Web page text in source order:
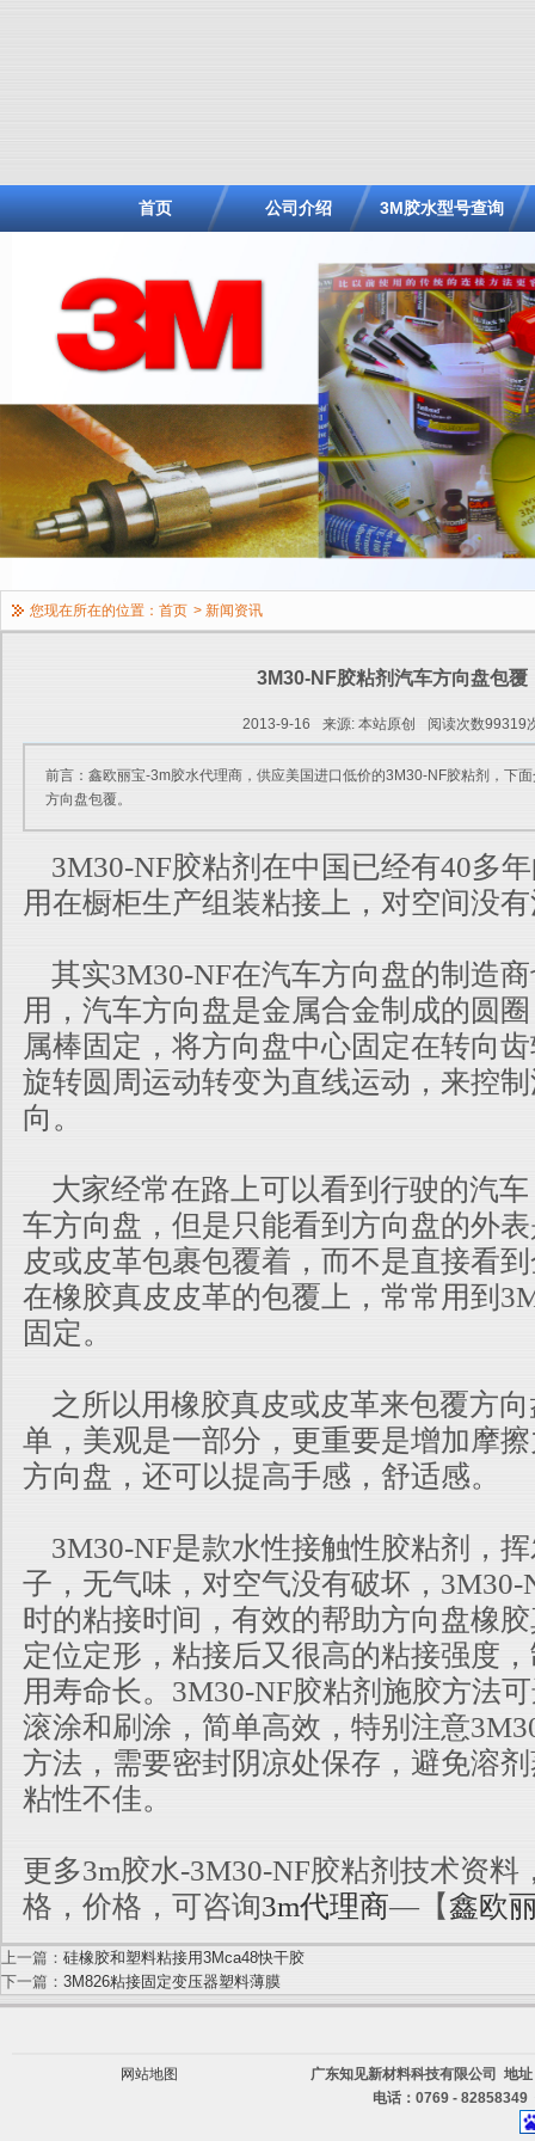
首页 公司介绍 3M胶水型号查询
您现在所在的位置： 首页 > 新闻资讯
3M30-NF胶粘剂汽车方向盘包覆
2013-9-16 来源: 本站原创 阅读次数99319
前言：鑫欧丽宝-3m胶水代理商，供应美国进口低价的3M30-NF胶粘剂，下
方向盘包覆。
3M30-NF胶粘剂在中国已经有40多
用在橱柜生产组装粘接上，对空间没
其实3M30-NF在汽车方向盘的制造
用，汽车方向盘是金属合金制成的 圆
属棒固定，将方向盘中心固定在转向
旋转圆周运动转变为直线运动，来控
向。
大家经常在路上可以看到行驶的汽
车方向盘，但是只能看到方向盘的外
皮或皮革包裹包覆着，而不是直接看
在橡胶真皮皮革的包覆上，常常用到
固定。
之所以用橡胶真皮或皮革来包覆方
单，美观是一部分，更重要是增加摩
方向盘，还可以提高手感，舒适感。
3M30-NF是款水性接触性胶粘剂，
子，无气味，对空气没有破坏， 3M30-
时的粘接时间，有效的帮助方向盘橡
定位定形， 粘接后又很高的粘接强度
用寿命长。3M30-NF胶粘剂施胶方法
滚涂和刷涂，简单高效，特别注意
方法，需要密封阴凉处保存，避免溶
粘性不佳。
更多3m胶水-3M30-NF胶粘剂技术资料
格，价格，可咨询3m代理商—【鑫欧
上一篇： 硅橡胶和塑料粘接用3Mca48快干胶
下一篇： 3M826粘接固定变压器塑料薄膜
网站地图
广东知见新材料科技有限公司 地
电话：0769 -